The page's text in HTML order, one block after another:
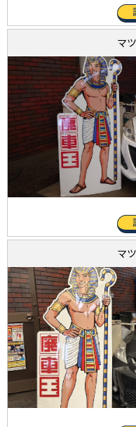
マ
マ